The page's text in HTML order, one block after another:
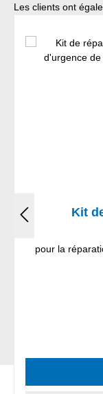
Ignorer la galerie
Les clients ont
Kit
pour la